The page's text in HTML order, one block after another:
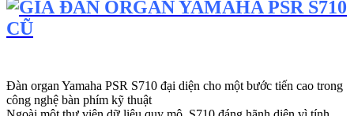
GIÁ ĐÀN ORGAN YAMAHA PSR S710 CŨ
Bảo hành: Từ 1 - 6 tháng Nguồn gốc: Chính hãng
Đàn organ Yamaha PSR S710 đại diện cho một bước tiến cao trong
công nghệ bàn phím kỹ thuật